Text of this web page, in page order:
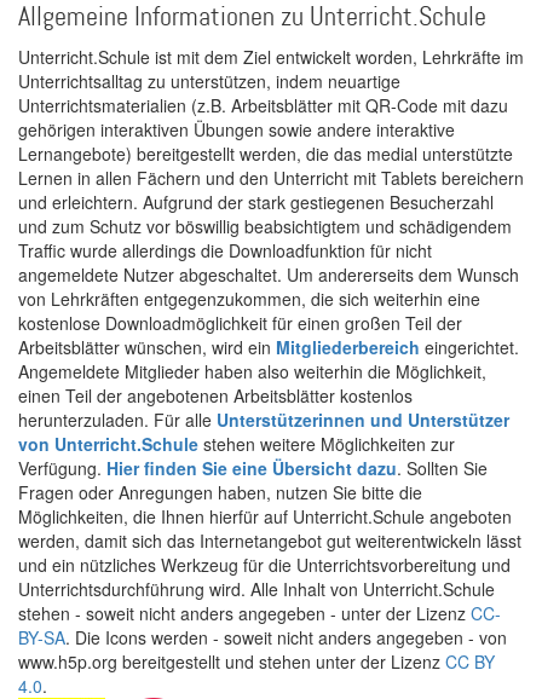
Allgemeine Informationen zu Unterricht.Schule
Unterricht.Schule ist mit dem Ziel entwickelt worden, Lehrkräfte im
Unterrichtsalltag zu unterstützen, indem neuartige
Unterrichtsmaterialien (z.B. Arbeitsblätter mit QR-Code mit dazu
gehörigen interaktiven Übungen sowie andere interaktive
Lernangebote) bereitgestellt werden, die das medial unterstützte
Lernen in allen Fächern und den Unterricht mit Tablets bereichern
und erleichtern. Aufgrund der stark gestiegenen Besucherzahl
und zum Schutz vor böswillig beabsichtigtem und schädigendem
Traffic wurde allerdings die Downloadfunktion für nicht
angemeldete Nutzer abgeschaltet. Um andererseits dem Wunsch
von Lehrkräften entgegenzukommen, die sich weiterhin eine
kostenlose Downloadmöglichkeit für einen großen Teil der
Arbeitsblätter wünschen, wird ein Mitgliederbereich eingerichtet.
Angemeldete Mitglieder haben also weiterhin die Möglichkeit,
einen Teil der angebotenen Arbeitsblätter kostenlos
herunterzuladen. Für alle Unterstützerinnen und Unterstützer
von Unterricht.Schule stehen weitere Möglichkeiten zur
Verfügung. Hier finden Sie eine Übersicht dazu. Sollten Sie
Fragen oder Anregungen haben, nutzen Sie bitte die
Möglichkeiten, die Ihnen hierfür auf Unterricht.Schule angeboten
werden, damit sich das Internetangebot gut weiterentwickeln lässt
und ein nützliches Werkzeug für die Unterrichtsvorbereitung und
Unterrichtsdurchführung wird. Alle Inhalt von Unterricht.Schule
stehen - soweit nicht anders angegeben - unter der Lizenz CC-
BY-SA. Die Icons werden - soweit nicht anders angegeben - von
www.h5p.org bereitgestellt und stehen unter der Lizenz CC BY
4.0.